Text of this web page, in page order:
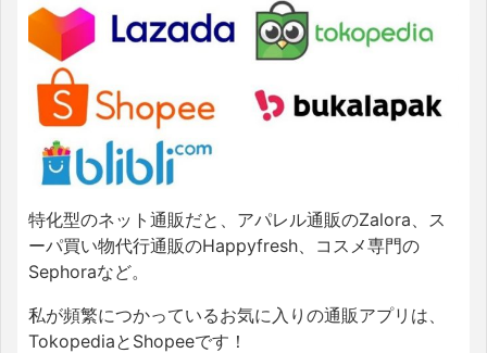
特化型のネット通販だと、アパレル通販のZalora、ス
ーパ買い物代行通販のHappyfresh、コスメ専門の
Sephoraなど。
私が頻繁につかっているお気に入りの通販アプリは、
TokopediaとShopeeです！